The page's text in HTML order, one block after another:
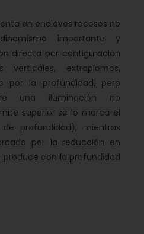
en enclaves rocosos no
importante y
directa por configuración
verticales, extraplomos,
por la profundidad, pero
una iluminación no
superior se lo marca el
profundidad), mientras
por la reducción en
con la profundidad